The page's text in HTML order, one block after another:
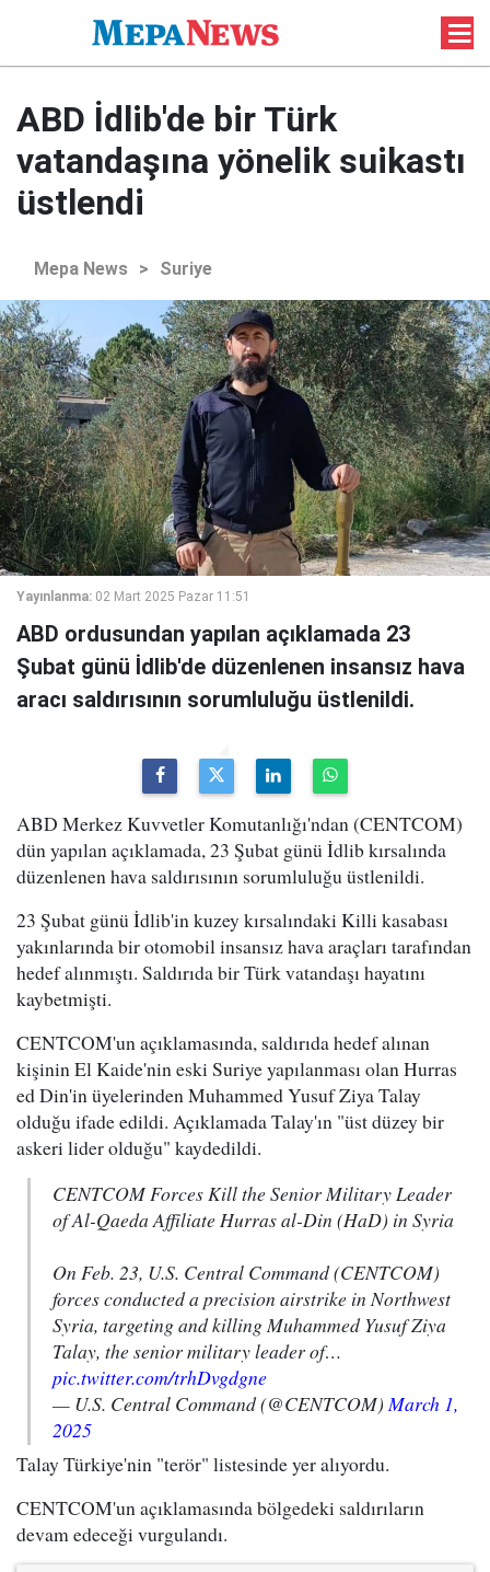
ABD İdlib'de bir Türk
vatandaşına yönelik suikastı
üstlendi
Mepa News > Suriye
Yayınlanma: 02 Mart 2025 Pazar 11:51
ABD ordusundan yapılan açıklamada 23
Şubat günü İdlib'de düzenlenen insansız hava
aracı saldırısının sorumluluğu üstlenildi.
ABD Merkez Kuvvetler Komutanlığı'ndan (CENTCOM)
dün yapılan açıklamada, 23 Şubat günü İdlib kırsalında
düzenlenen hava saldırısının sorumluluğu üstlenildi.
23 Şubat günü İdlib'in kuzey kırsalındaki Killi kasabası
yakınlarında bir otomobil insansız hava araçları tarafından
hedef alınmıştı. Saldırıda bir Türk vatandaşı hayatını
kaybetmişti.
CENTCOM'un açıklamasında, saldırıda hedef alınan
kişinin El Kaide'nin eski Suriye yapılanması olan Hurras
ed Din'in üyelerinden Muhammed Yusuf Ziya Talay
olduğu ifade edildi. Açıklamada Talay'ın "üst düzey bir
askeri lider olduğu" kaydedildi.
CENTCOM Forces Kill the Senior Military Leader
of Al-Qaeda Affiliate Hurras al-Din (HaD) in Syria
On Feb. 23, U.S. Central Command (CENTCOM)
forces conducted a precision airstrike in Northwest
Syria, targeting and killing Muhammed Yusuf Ziya
Talay, the senior military leader of…
pic.twitter.com/trhDvgdgne
— U.S. Central Command (@CENTCOM)March 1,
2025
Talay Türkiye'nin "terör" listesinde yer alıyordu.
CENTCOM'un açıklamasında bölgedeki saldırıların
devam edeceği vurgulandı.